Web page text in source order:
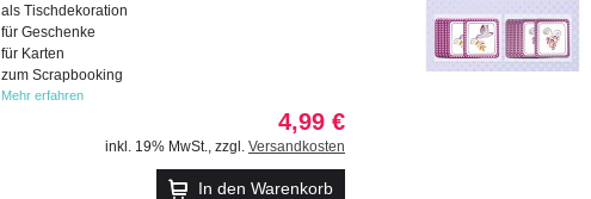
als Tischdekoration
für Geschenke
für Karten
zum Scrapbooking
Mehr erfahren
4,99 €
inkl. 19% MwSt., zzgl. Versandkosten
In den Warenkorb